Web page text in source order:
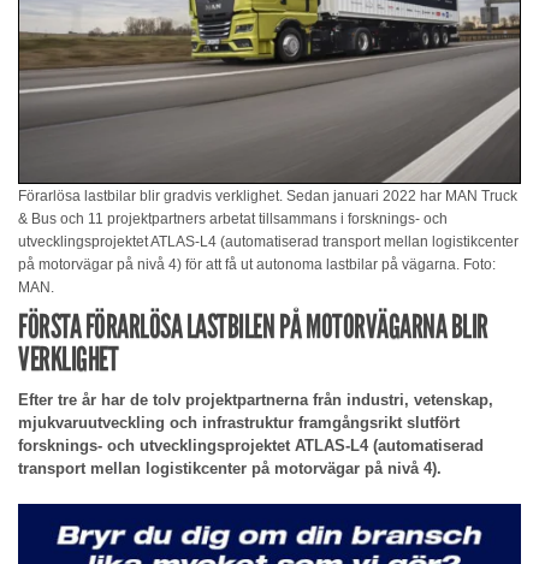
Förarlösa lastbilar blir gradvis verklighet. Sedan januari 2022 har MAN Truck
& Bus och 11 projektpartners arbetat tillsammans i forsknings- och
utvecklingsprojektet ATLAS-L4 (automatiserad transport mellan logistikcenter
på motorvägar på nivå 4) för att få ut autonoma lastbilar på vägarna. Foto:
MAN.
FÖRSTA FÖRARLÖSA LASTBILEN PÅ MOTORVÄGARNA BLIR
VERKLIGHET
Efter tre år har de tolv projektpartnerna från industri, vetenskap,
mjukvaruutveckling och infrastruktur framgångsrikt slutfört
forsknings- och utvecklingsprojektet ATLAS-L4 (automatiserad
transport mellan logistikcenter på motorvägar på nivå 4).